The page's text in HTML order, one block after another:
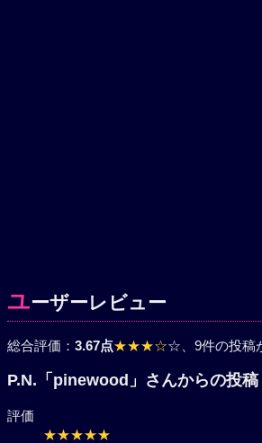
ユーザーレビュー
総合評価： 3.67点★★★☆☆、9件の投稿
評価
★★★★★